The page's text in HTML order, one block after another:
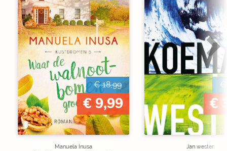
€ 18,99
€ 9,99
Manuela Inusa
€
€
Jan wester